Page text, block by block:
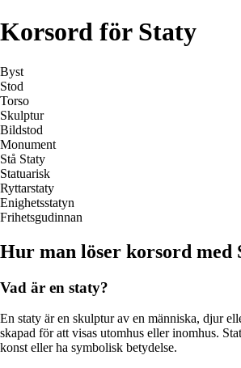
Korsord för Staty
Byst
Stod
Torso
Skulptur
Bildstod
Monument
Stå Staty
Statuarisk
Ryttarstaty
Enighetsstatyn
Frihetsgudinnan
Hur man löser korsord med
Vad är en staty?
En staty är en skulptur av en människa, djur
skapad för att visas utomhus eller inomhus.
konst eller ha symbolisk betydelse.